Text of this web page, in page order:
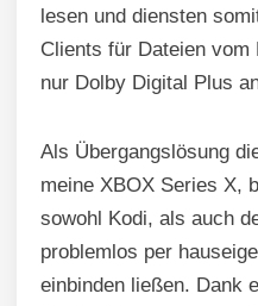
lesen und diensten
Clients für Dateien vom
nur Dolby Digital Plus
Als Übergangslösung
meine XBOX Series X,
sowohl Kodi, als auch
problemlos per
einbinden ließen. Dank